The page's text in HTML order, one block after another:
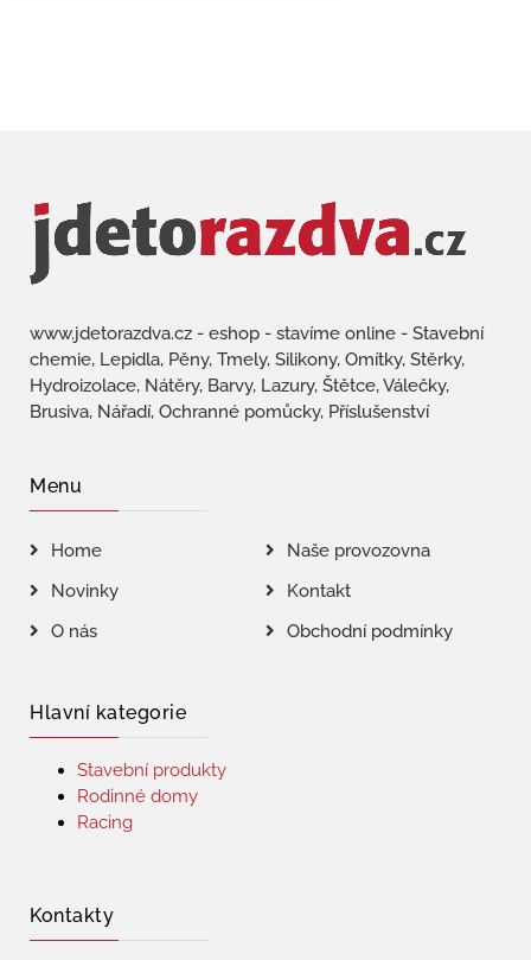
www.jdetorazdva.cz - eshop - stavíme online - Stavební
chemie, Lepidla, Pěny, Tmely, Silikony, Omítky, Stěrky,
Hydroizolace, Nátěry, Barvy, Lazury, Štětce, Válečky,
Brusiva, Nářadí, Ochranné pomůcky, Příslušenství
Menu
Home
Naše provozovna
Novinky
Kontakt
O nás
Obchodní podmínky
Hlavní kategorie
Stavební produkty
Rodinné domy
Racing
Kontakty